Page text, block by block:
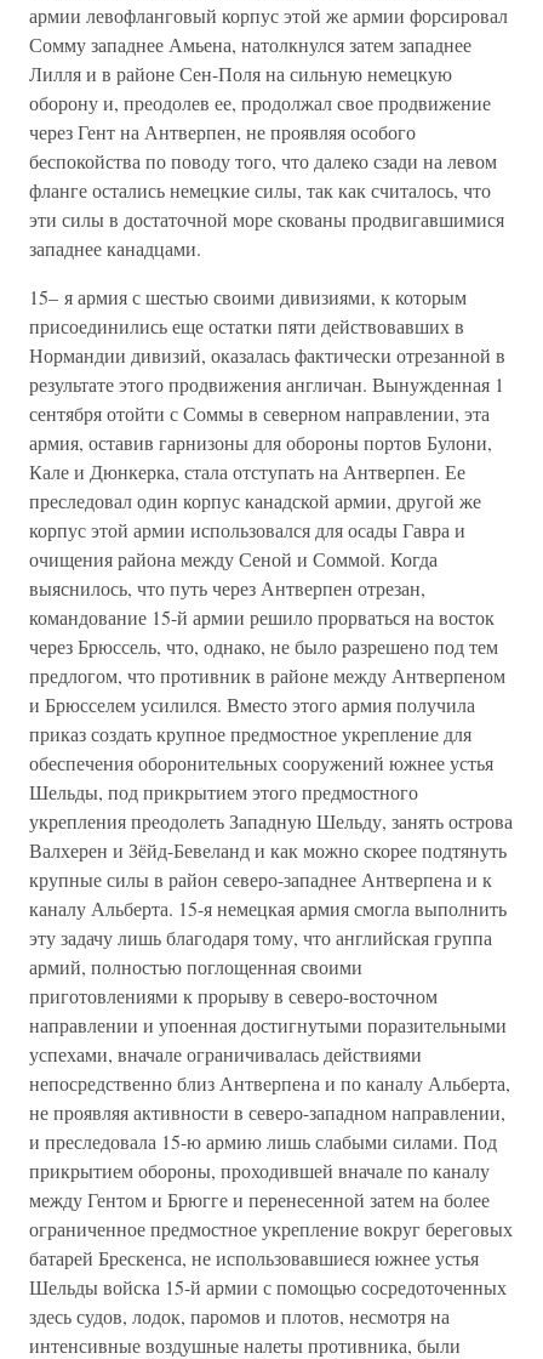
армии левофланговый корпус этой же армии форсировал
Сомму западнее Амьена, натолкнулся затем западнее
Лилля и в районе Сен-Поля на сильную немецкую
оборону и, преодолев ее, продолжал свое продвижение
через Гент на Антверпен, не проявляя особого
беспокойства по поводу того, что далеко сзади на левом
фланге остались немецкие силы, так как считалось, что
эти силы в достаточной море скованы продвигавшимися
западнее канадцами.
15– я армия с шестью своими дивизиями, к которым
присоединились еще остатки пяти действовавших в
Нормандии дивизий, оказалась фактически отрезанной в
результате этого продвижения англичан. Вынужденная 1
сентября отойти с Соммы в северном направлении, эта
армия, оставив гарнизоны для обороны портов Булони,
Кале и Дюнкерка, стала отступать на Антверпен. Ее
преследовал один корпус канадской армии, другой же
корпус этой армии использовался для осады Гавра и
очищения района между Сеной и Соммой. Когда
выяснилось, что путь через Антверпен отрезан,
командование 15-й армии решило прорваться на восток
через Брюссель, что, однако, не было разрешено под тем
предлогом, что противник в районе между Антверпеном
и Брюсселем усилился. Вместо этого армия получила
приказ создать крупное предмостное укрепление для
обеспечения оборонительных сооружений южнее устья
Шельды, под прикрытием этого предмостного
укрепления преодолеть Западную Шельду, занять острова
Валхерен и Зёйд-Бевеланд и как можно скорее подтянуть
крупные силы в район северо-западнее Антверпена и к
каналу Альберта. 15-я немецкая армия смогла выполнить
эту задачу лишь благодаря тому, что английская группа
армий, полностью поглощенная своими
приготовлениями к прорыву в северо-восточном
направлении и упоенная достигнутыми поразительными
успехами, вначале ограничивалась действиями
непосредственно близ Антверпена и по каналу Альберта,
не проявляя активности в северо-западном направлении,
и преследовала 15-ю армию лишь слабыми силами. Под
прикрытием обороны, проходившей вначале по каналу
между Гентом и Брюгге и перенесенной затем на более
ограниченное предмостное укрепление вокруг береговых
батарей Брескенса, не использовавшиеся южнее устья
Шельды войска 15-й армии с помощью сосредоточенных
здесь судов, лодок, паромов и плотов, несмотря на
интенсивные воздушные налеты противника, были